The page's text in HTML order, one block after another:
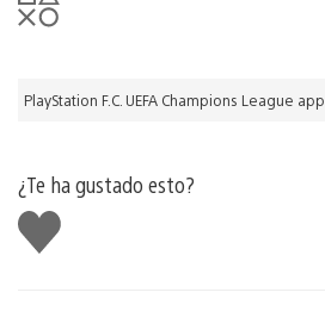
PlayStation F.C. UEFA Champions League app
¿Te ha gustado esto?
Me
gusta
esto